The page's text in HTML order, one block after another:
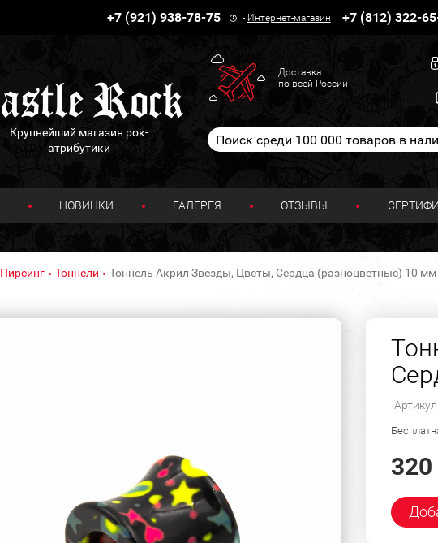
+7 (921) 938-78-75 - Интернет-магазин +7 (812) 322-
Крупнейший магазин рок-
атрибутики
Доставка
по всей России
НОВИНКИ ГАЛЕРЕЯ ОТЗЫВЫ
Пирсинг Тоннели Тоннель Акрил Звезды, Цветы, Сердца (разноцветные) 10 мм
Артикул:
320